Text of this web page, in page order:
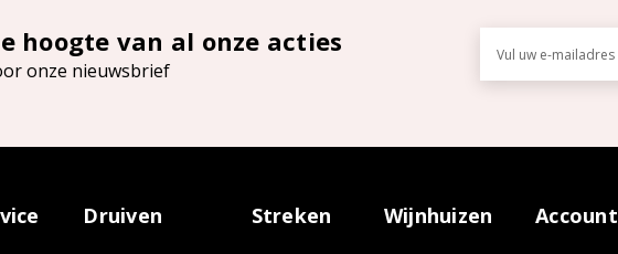
hoogte van al onze acties
onze nieuwsbrief
mailadres
Druiven Streken Wijnhuizen Account